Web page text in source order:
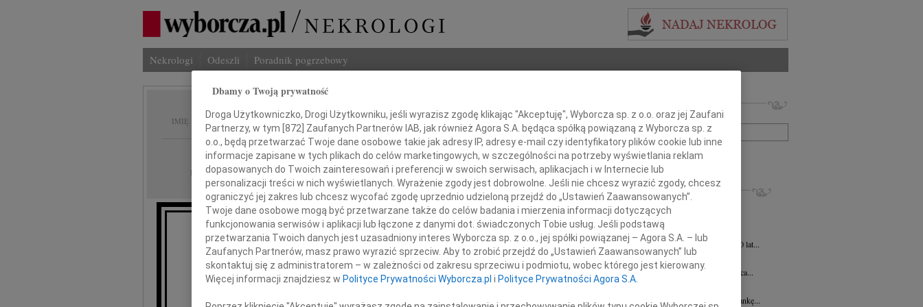
Nekrologi Odeszli Poradnik pogrzebowy
IMIĘ I NAZWISKO: Jola Smolińska
REGION: Lublin
DATA EMISJI: 13.03.2020
Odeszła przedwcześnie urodziwa, dobra, moja ukochana
siostra stryjeczna, absolwentka Politechniki Lubelskiej
Imię i nazwisko lub numer ogłoszenia:
+ szukanie zaawansowane
INNE NEKROLOGI
Andrzej Szostek27.07.2026 Lublin
W dniu 21 lipca 2026 r. zmarł Śp. ks. prof....
Andrzej Szostek 27.07.2026
W dniu 21 lipca 2026 roku zmarł w wieku 80 lat...
Anna Elżbieta Wstawska
W dniu 24 czerwca 2026 roku mija 1. rocznica...
Joanna Magdalena Milart
Z głębokim smutkiem żegnamy naszą Koleżankę...
Dbamy o Twoją prywatność
Droga Użytkowniczko, Drogi Użytkowniku, jeśli wyrazisz zgodę klikając "Akceptuję", Wyborcza sp. z o.o. oraz jej Zaufani
Partnerzy, w tym [872] Zaufanych Partnerów IAB, jak również Agora S.A. będąca spółką powiązaną z Wyborcza sp. z
o.o., będą przetwarzać Twoje dane osobowe takie jak adresy IP, adresy e-mail czy identyfikatory plików cookie lub inne
informacje zapisane w tych plikach do celów marketingowych, w szczególności na potrzeby wyświetlania reklam
dopasowanych do Twoich zainteresowań i preferencji w swoich serwisach, aplikacjach i w Internecie lub
personalizacji treści w nich wyświetlanych. Wyrażenie zgody jest dobrowolne. Jeśli nie chcesz wyrazić zgody, chcesz
ograniczyć jej zakres lub chcesz wycofać zgodę uprzednio udzieloną przejdź do „Ustawień Zaawansowanych”.
Twoje dane osobowe mogą być przetwarzane także do celów badania i mierzenia informacji dotyczących
funkcjonowania serwisów i aplikacji lub łączone z danymi dot. świadczonych Tobie usług. Jeśli podstawą
przetwarzania Twoich danych jest uzasadniony interes Wyborcza sp. z o.o., jej spółki powiązanej – Agora S.A. – lub
Zaufanych Partnerów, masz prawo wyrazić sprzeciw. Aby to zrobić przejdź do „Ustawień Zaawansowanych” lub
skontaktuj się z administratorem – w zależności od zakresu sprzeciwu i podmiotu, wobec którego jest kierowany.
Więcej informacji znajdziesz w Polityce Prywatności Wyborcza.pl i Polityce Prywatności Agora S.A.